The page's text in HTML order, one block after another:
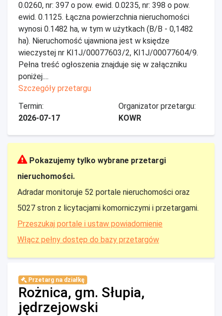
0.0260, nr: 397 o pow. ewid. 0.0235, nr: 398 o pow.
ewid. 0.1125. Łączna powierzchnia nieruchomości
wynosi 0.1482 ha, w tym w użytkach (B/B - 0,1482
ha). Nieruchomość ujawniona jest w księdze
wieczystej nr KI1J/00077603/2, KI1J/00077604/9.
Pełna treść ogłoszenia znajduje się w załączniku
poniżej....
Szczegóły przetargu
Termin:
2026-07-17
Organizator przetargu:
KOWR
Pokazujemy tylko wybrane przetargi
nieruchomości.
Adradar monitoruje 52 portale nieruchomości oraz
5027 stron z licytacjami komorniczymi i przetargami.
Przeszukaj portale i ustaw powiadomienie
Włącz pełny dostęp do bazy przetargów
Przetarg na działkę
Rożnica, gm. Słupia,
jędrzejowski